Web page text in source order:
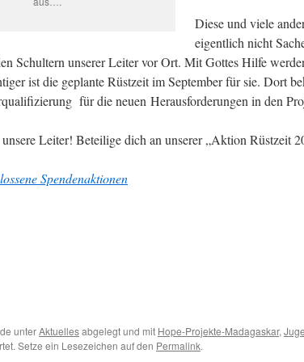
Diese und viele
eigentlich nicht
Schultern unserer Leiter vor Ort. Mit Gottes Hilfe
ist die geplante Rüstzeit im September für sie. Dort
für die neuen Herausforderungen in den
Leiter! Beteilige dich an unserer „Aktion Rüstzeit
Spendenaktionen
unterAktuellesabgelegt und mit Hope-Projekte-Madagaskar,
Setze ein Lesezeichen auf den Permalink.